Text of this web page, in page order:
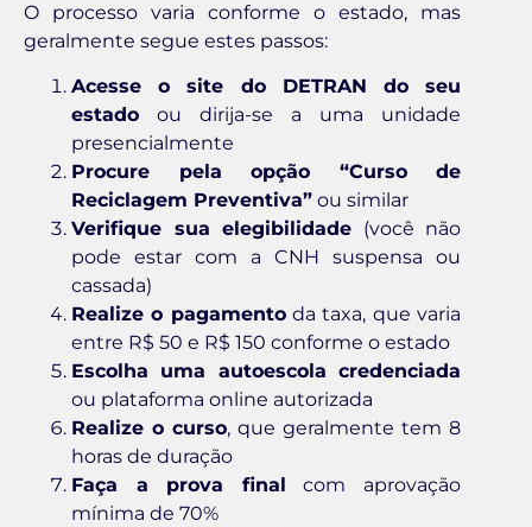
O processo varia conforme o estado, mas
geralmente segue estes passos:
Acesse o site do DETRAN do seu
estado ou dirija-se a uma unidade
presencialmente
Procure pela opção “Curso de
Reciclagem Preventiva” ou similar
Verifique sua elegibilidade (você não
pode estar com a CNH suspensa ou
cassada)
Realize o pagamentoda taxa, que varia
entre R$ 50 e R$ 150 conforme o estado
Escolha uma autoescola credenciada
ou plataforma online autorizada
Realize o curso, que geralmente tem 8
horas de duração
Faça a prova final com aprovação
mínima de 70%